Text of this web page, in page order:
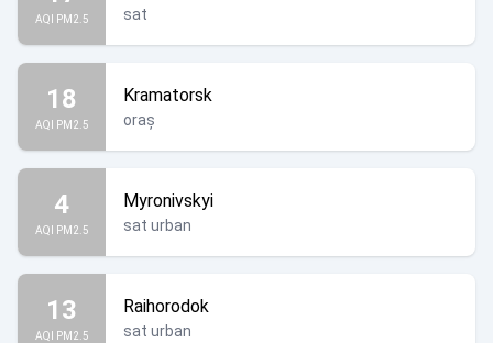
AQI PM2.5 sat
18
AQI PM2.5
Kramatorsk
oraș
4
AQI PM2.5
Myronivskyi
sat urban
13
AQI PM2.5
Raihorodok
sat urban